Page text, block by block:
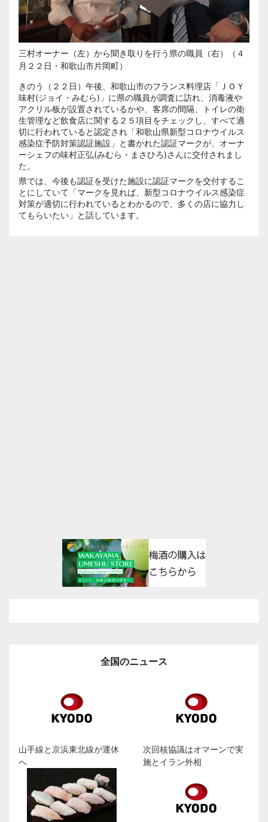
三村オーナー（左）から聞き取りを行う県の職員（右）（４
月２２日・和歌山市片岡町）
きのう（２２日）午後、和歌山市のフランス料理店「ＪＯＹ
味村(ジョイ・みむら)」に県の職員が調査に訪れ、消毒液や
アクリル板が設置されているかや、客席の間隔、トイレの衛
生管理など飲食店に関する２５項目をチェックし、すべて適
切に行われていると認定され「和歌山県新型コロナウイルス
感染症予防対策認証施設」と書かれた認証マークが、オーナ
ーシェフの味村正弘(みむら・まさひろ)さんに交付されまし
た。
県では、今後も認証を受けた施設に認証マークを交付するこ
とにしていて「マークを見れば、新型コロナウイルス感染症
対策が適切に行われているとわかるので、多くの店に協力し
てもらいたい」と話しています。
全国のニュース
山手線と京浜東北線が運休
へ
次回核協議はオマーンで実
施とイラン外相